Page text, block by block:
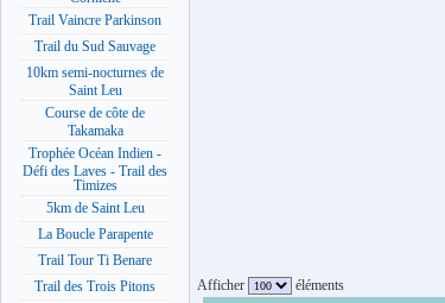
Trail Vaincre Parkinson
Trail du Sud Sauvage
10km semi-nocturnes de
Saint Leu
Course de côte de
Takamaka
Trophée Océan Indien -
Défi des Laves - Trail des
Timizes
5km de Saint Leu
La Boucle Parapente
Trail Tour Ti Benare
Trail des Trois Pitons
Afficher éléments